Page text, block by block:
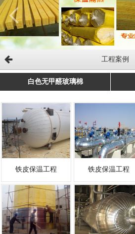
工程案例
白色无甲醛玻璃棉
铁皮保温工程 铁皮保温工程